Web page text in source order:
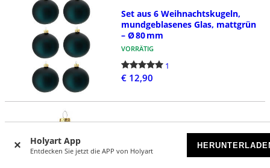
Holyart App
Entdecken Sie jetzt die APP von Holyart
Set aus 6 Weihnachtskugeln,
mundgeblasenes Glas, mattgrün
– Ø 80 mm
VORRÄTIG
1
€ 12,90
mundgeblasenem Glas Motiv
Schneemann und Kinder 100 mm